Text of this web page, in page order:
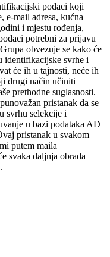
podaci koji
e-mail adresa, kućna
i mjestu rođenja,
potrebni za prijavu
obvezuje se kako će
identifikacijske svrhe i
će ih u tajnosti, neće ih
drugi način učiniti
prethodne suglasnosti.
pristanak da se
svrhu selekcije i
u bazi podataka AD
pristanak u svakom
putem maila
svaka daljnja obrada